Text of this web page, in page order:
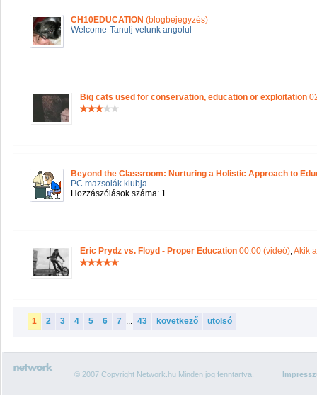
CH10EDUCATION (blogbejegyzés)
Welcome-Tanulj velunk angolul
Big cats used for conservation, education or exploitation
Beyond the Classroom: Nurturing a Holistic Approach to
PC mazsolák klubja
Hozzászólások száma: 1
Eric Prydz vs. Floyd - Proper Education 00:00 (videó),Akik
1 2 3 4 5 6 7 ... 43 következő utolsó
© 2007 Copyright Network.hu Minden jog fenntartva.